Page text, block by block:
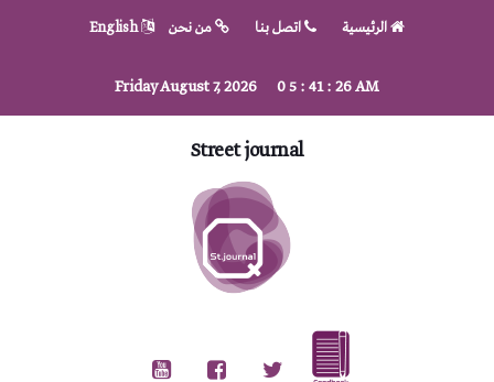
الرئيسية اتصل بنا من نحن English
Friday August 7, 20260 5 :41:27 AM
Street journal